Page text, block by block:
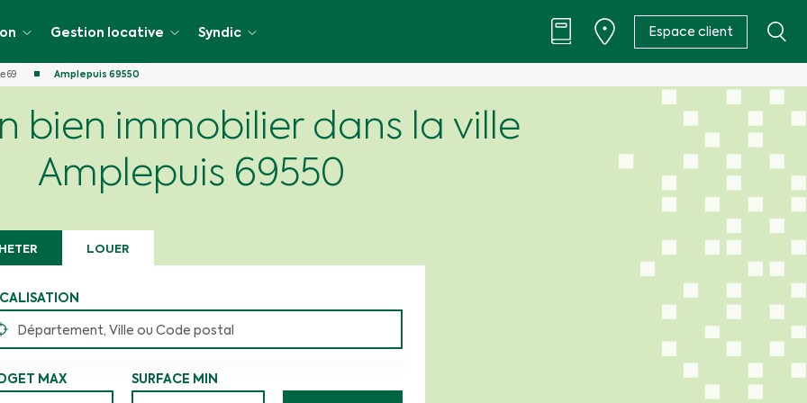
Espace client
Gestion locative Syndic
69 Amplepuis 69550
bien immobilier dans la ville
Amplepuis 69550
LOUER
MAX SURFACE MIN